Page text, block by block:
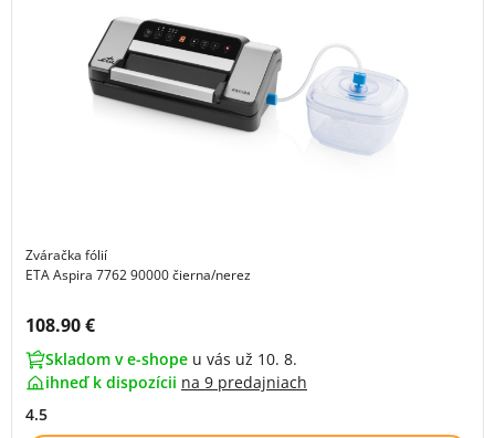
Zváračka fólií
ETA Aspira 7762 90000 čierna/nerez
Cena s DPH:
108.90 €
Skladom v e-shope u vás už 10. 8.
ihneď k dispozícii na 9 predajniach
4.5